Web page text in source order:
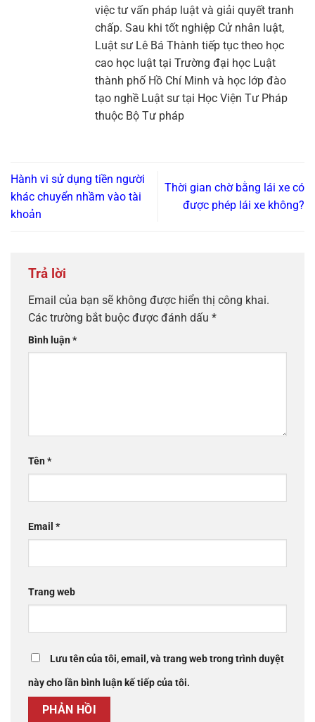
việc tư vấn pháp luật và giải quyết tranh
chấp. Sau khi tốt nghiệp Cử nhân luật,
Luật sư Lê Bá Thành tiếp tục theo học
cao học luật tại Trường đại học Luật
thành phố Hồ Chí Minh và học lớp đào
tạo nghề Luật sư tại Học Viện Tư Pháp
thuộc Bộ Tư pháp
Hành vi sử dụng tiền người
khác chuyển nhầm vào tài
khoản
Thời gian chờ bằng lái xe có
được phép lái xe không?
Trả lời
Email của bạn sẽ không được hiển thị công khai.
Các trường bắt buộc được đánh dấu *
Bình luận*
Tên*
Email *
Trang web
Lưu tên của tôi, email, và trang web trong trình duyệt
này cho lần bình luận kế tiếp của tôi.